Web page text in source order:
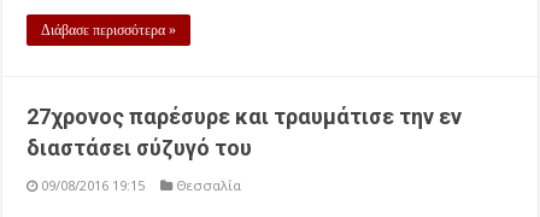
Διάβασε περισσότερα »
27χρονος παρέσυρε και τραυμάτισε την εν
διαστάσει σύζυγό του
09/08/2016 19:15 Θεσσαλία